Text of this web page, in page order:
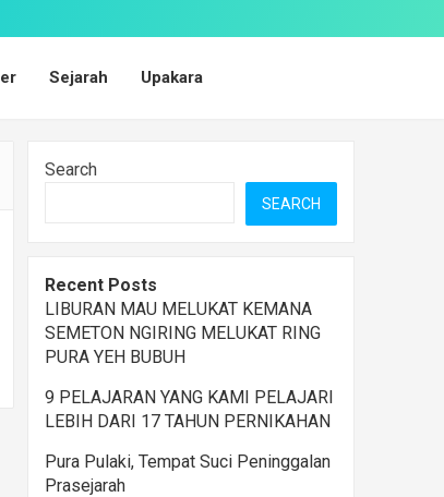
Sejarah Upakara
Search
SEARCH
Recent Posts
LIBURAN MAU MELUKAT KEMANA
SEMETON NGIRING MELUKAT RING
PURA YEH BUBUH
9 PELAJARAN YANG KAMI PELAJARI
LEBIH DARI 17 TAHUN PERNIKAHAN
Pura Pulaki, Tempat Suci Peninggalan
Prasejarah